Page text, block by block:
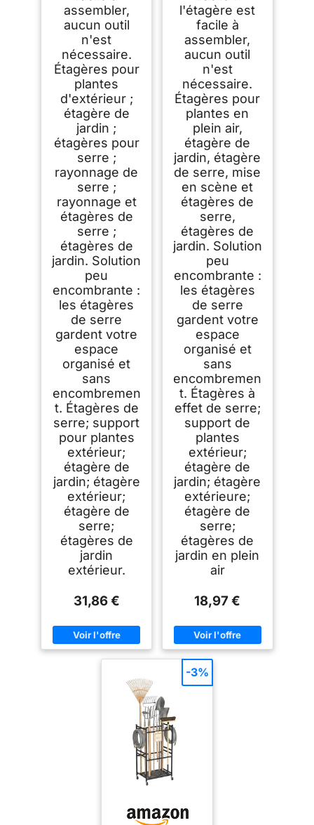
assembler,
aucun outil
n'est
nécessaire.
Étagères pour
plantes
d'extérieur ;
étagère de
jardin ;
étagères pour
serre ;
rayonnage de
serre ;
rayonnage et
étagères de
serre ;
étagères de
jardin. Solution
peu
encombrante :
les étagères
de serre
gardent votre
espace
organisé et
sans
encombremen
t. Étagères de
serre; support
pour plantes
extérieur;
étagère de
jardin; étagère
extérieur;
étagère de
serre;
étagères de
jardin
extérieur.
31,86 €
l'étagère est
facile à
assembler,
aucun outil
n'est
nécessaire.
Étagères pour
plantes en
plein air,
étagère de
jardin, étagère
de serre, mise
en scène et
étagères de
serre,
étagères de
jardin. Solution
peu
encombrante :
les étagères
de serre
gardent votre
espace
organisé et
sans
encombremen
t. Étagères à
effet de serre;
support de
plantes
extérieur;
étagère de
jardin; étagère
extérieure;
étagère de
serre;
étagères de
jardin en plein
air
18,97 €
-3%